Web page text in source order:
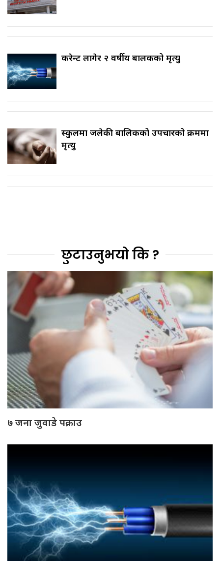
करेन्ट लागेर २ वर्षीय बालकको मृत्यु
स्कुलमा जलेकी बालिकको उपचारको क्रममा
मृत्यु
छुटाउनुभयो कि ?
७ जना जुवाडे पक्राउ